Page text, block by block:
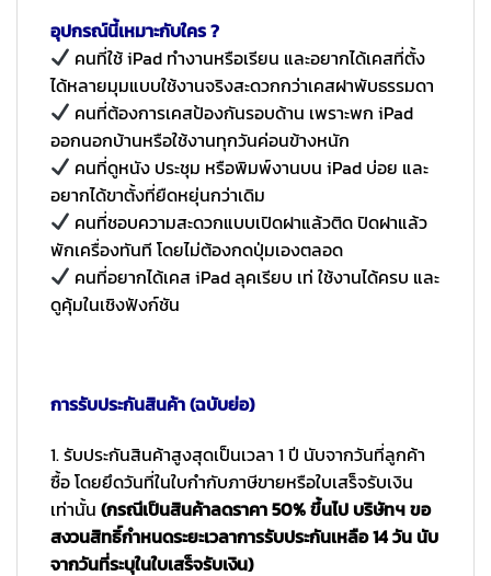
อุปกรณ์นี้เหมาะกับใคร ?
คนที่ใช้ iPad ทำงานหรือเรียน และอยากได้เคสที่ตั้ง
ได้หลายมุมแบบใช้งานจริงสะดวกกว่าเคสฝาพับธรรมดา
คนที่ต้องการเคสป้องกันรอบด้าน เพราะพก iPad
ออกนอกบ้านหรือใช้งานทุกวันค่อนข้างหนัก
คนที่ดูหนัง ประชุม หรือพิมพ์งานบน iPad บ่อย และ
อยากได้ขาตั้งที่ยืดหยุ่นกว่าเดิม
คนที่ชอบความสะดวกแบบเปิดฝาแล้วติด ปิดฝาแล้ว
พักเครื่องทันที โดยไม่ต้องกดปุ่มเองตลอด
คนที่อยากได้เคส iPad ลุคเรียบ เท่ ใช้งานได้ครบ และ
ดูคุ้มในเชิงฟังก์ชัน
การรับประกันสินค้า (ฉบับย่อ)
1. รับประกันสินค้าสูงสุดเป็นเวลา 1 ปี นับจากวันที่ลูกค้า
ซื้อ โดยยึดวันที่ในใบกำกับภาษีขายหรือใบเสร็จรับเงิน
เท่านั้น (กรณีเป็นสินค้าลดราคา 50% ขึ้นไป บริษัทฯ ขอ
สงวนสิทธิ์กำหนดระยะเวลาการรับประกันเหลือ 14 วัน นับ
จากวันที่ระบุในใบเสร็จรับเงิน)